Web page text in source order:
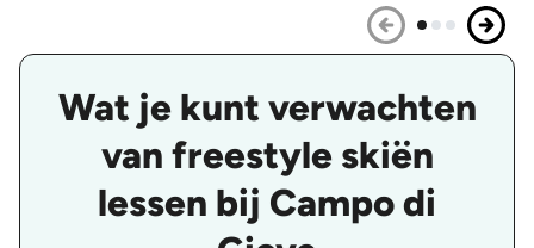
Wat je kunt verwachten
van freestyle skiën
lessen bij Campo di